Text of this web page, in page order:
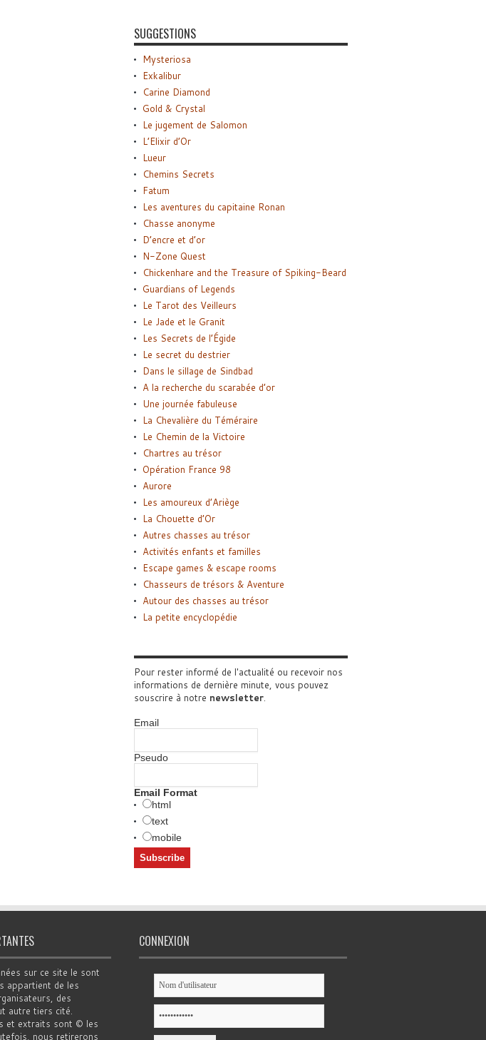
SUGGESTIONS
Mysteriosa
Exkalibur
Carine Diamond
Gold & Crystal
Le jugement de Salomon
L’Elixir d’Or
Lueur
Chemins Secrets
Fatum
Les aventures du capitaine Ronan
Chasse anonyme
D’encre et d’or
N-Zone Quest
Chickenhare and the Treasure of Spiking-Beard
Guardians of Legends
Le Tarot des Veilleurs
Le Jade et le Granit
Les Secrets de l’Égide
Le secret du destrier
Dans le sillage de Sindbad
A la recherche du scarabée d’or
Une journée fabuleuse
La Chevalière du Téméraire
Le Chemin de la Victoire
Chartres au trésor
Opération France 98
Aurore
Les amoureux d’Ariège
La Chouette d’Or
Autres chasses au trésor
Activités enfants et familles
Escape games & escape rooms
Chasseurs de trésors & Aventure
Autour des chasses au trésor
La petite encyclopédie
Pour rester informé de l'actualité ou recevoir nos
informations de dernière minute, vous pouvez
souscrire à notre newsletter.
Email
Pseudo
Email Format
html
text
mobile
sur ce site le sont
appartient de les
des
autre tiers cité.
et extraits sont © les
nous retirerons
CONNEXION